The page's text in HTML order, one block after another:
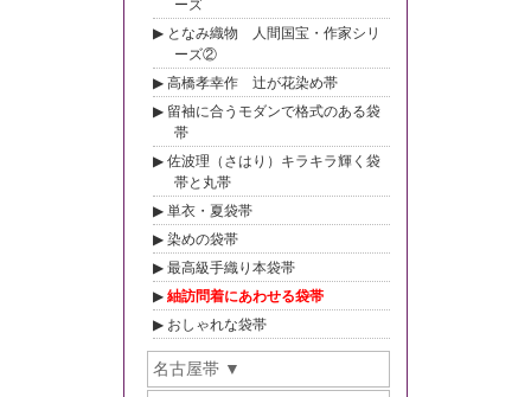
ーズ
となみ織物 人間国宝・作家シリ
ーズ②
高橋孝幸作 辻が花染め帯
留袖に合うモダンで格式のある袋
帯
佐波理（さはり）キラキラ輝く袋
帯と丸帯
単衣・夏袋帯
染めの袋帯
最高級手織り本袋帯
紬訪問着にあわせる袋帯
おしゃれな袋帯
名古屋帯